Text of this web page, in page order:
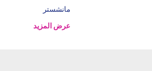
مانشستر
عرض المزيد